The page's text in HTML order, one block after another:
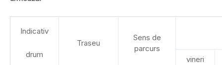
Indicativ
drum
Traseu
Sens de
parcurs
vineri